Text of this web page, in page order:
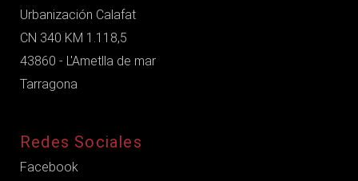
Urbanización Calafat
CN 340 KM 1.118,5
43860 - L'Ametlla de mar
Tarragona
Redes Sociales
Facebook